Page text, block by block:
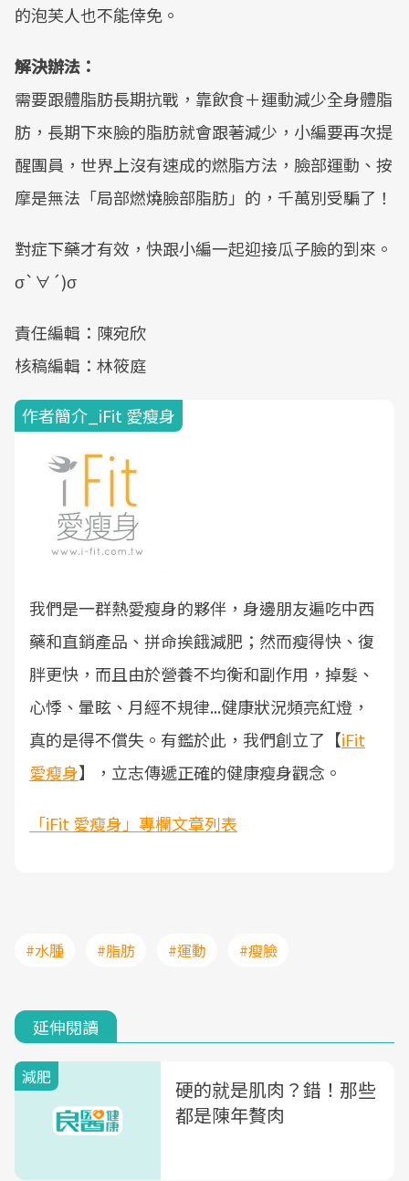
的泡芙人也不能倖免。
解決辦法：
需要跟體脂肪長期抗戰，靠飲食＋運動減少全身體脂
肪，長期下來臉的脂肪就會跟著減少，小編要再次提
醒團員，世界上沒有速成的燃脂方法，臉部運動、按
摩是無法「局部燃燒臉部脂肪」的，千萬別受騙了！
對症下藥才有效，快跟小編一起迎接瓜子臉的到來。
σ`∀´)σ
責任編輯：陳宛欣
核稿編輯：林筱庭
作者簡介_iFit 愛瘦身
我們是一群熱愛瘦身的夥伴，身邊朋友遍吃中西
藥和直銷產品、拼命挨餓減肥；然而瘦得快、復
胖更快，而且由於營養不均衡和副作用，掉髮、
心悸、暈眩、月經不規律...健康狀況頻亮紅燈，
真的是得不償失。有鑑於此，我們創立了【iFit
愛瘦身】，立志傳遞正確的健康瘦身觀念。
「iFit 愛瘦身」專欄文章列表
#水腫 #脂肪 #運動 #瘦臉
延伸閱讀
減肥
硬的就是肌肉？錯！那些
都是陳年贅肉